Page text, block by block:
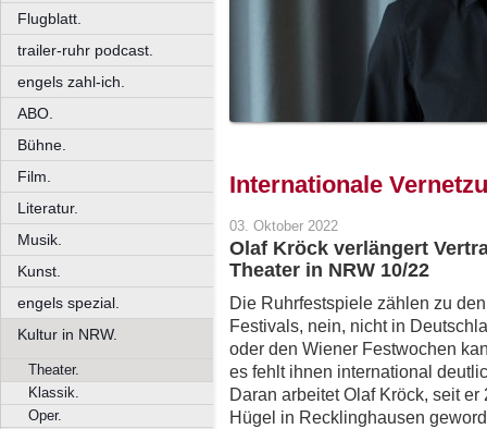
Flugblatt.
trailer-ruhr podcast.
engels zahl-ich.
ABO.
Bühne.
Film.
Literatur.
Musik.
Kunst.
engels spezial.
Kultur in NRW.
Theater.
Klassik.
Oper.
Internationale
03. Oktober 2022
Olaf Kröck verlängert
Theater in NRW 10/22
Die Ruhrfestspiele zählen zu
Festivals, nein, nicht in
oder den Wiener Festwochen
es fehlt ihnen international
Daran arbeitet Olaf Kröck, seit
Hügel in Recklinghausen